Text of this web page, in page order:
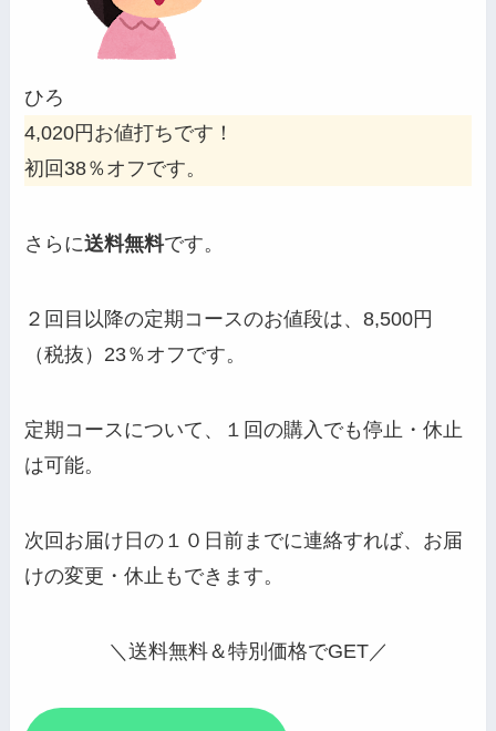
ひろ
4,020円お値打ちです！
初回38％オフです。
さらに送料無料です。
２回目以降の定期コースのお値段は、8,500円
（税抜）23％オフです。
定期コースについて、１回の購入でも停止・休止
は可能。
次回お届け日の１０日前までに連絡すれば、お届
けの変更・休止もできます。
＼送料無料＆特別価格でGET／